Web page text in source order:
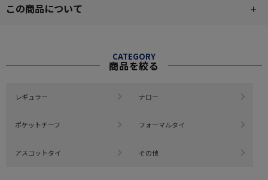
この商品について
CATEGORY
商品を絞る
レギュラー ナロー
ポケットチーフ フォーマルタイ
アスコットタイ その他